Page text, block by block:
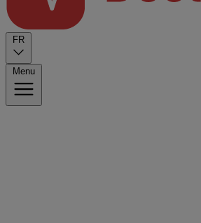
FR
Menu